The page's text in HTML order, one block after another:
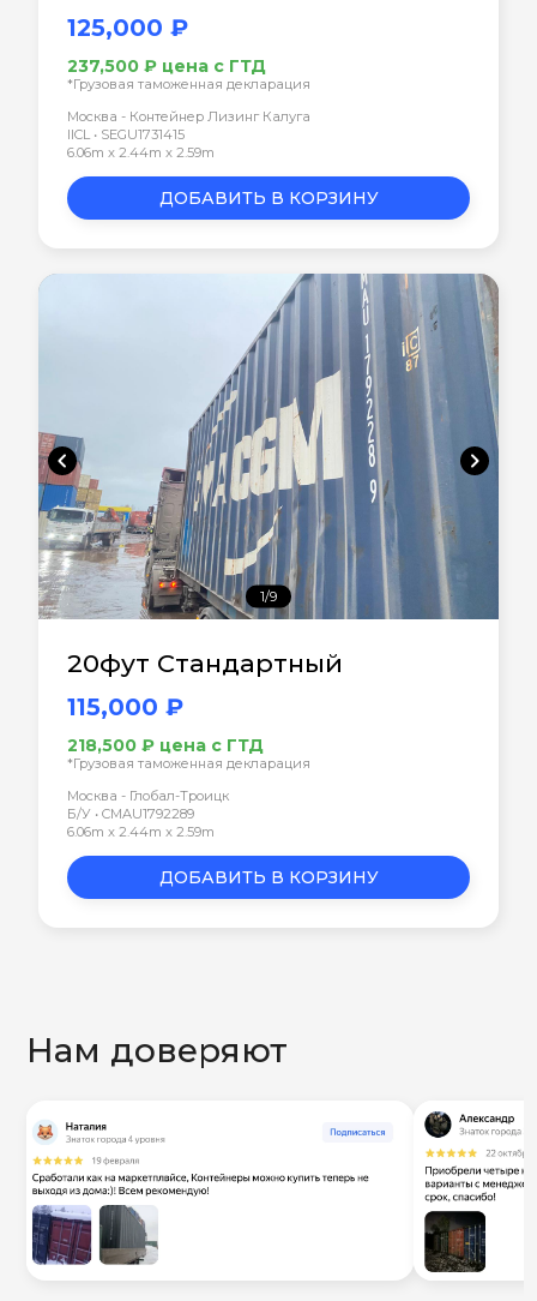
125,000 ₽
237,500 ₽ цена с ГТД
*Грузовая таможенная декларация
Москва - Контейнер Лизинг Калуга
IICL • SEGU1731415
6.06m x 2.44m x 2.59m
ДОБАВИТЬ В КОРЗИНУ
chevron_left chevron_right
1/9
20фут Стандартный
115,000 ₽
218,500 ₽ цена с ГТД
*Грузовая таможенная декларация
Москва - Глобал-Троицк
Б/У • CMAU1792289
6.06m x 2.44m x 2.59m
ДОБАВИТЬ В КОРЗИНУ
Нам доверяют